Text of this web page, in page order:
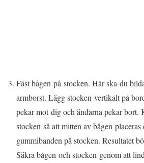
Fäst bågen på stocken. Här ska du
armborst. Lägg stocken vertikalt på
pekar mot dig och ändarna pekar bort.
stocken så att mitten av bågen placeras
gummibanden på stocken. Resultatet
Säkra bågen och stocken genom att